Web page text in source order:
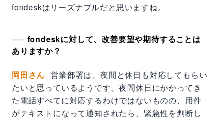
fondeskはリーズナブルだと思いますね。
fondeskに対して、改善要望や期待することは
ありますか？
岡田さん 営業部署は、夜間と休日も対応してもらい
たいと思っているようです。夜間休日にかかってき
た電話すべてに対応するわけではないものの、用件
がテキストになって通知されたら、緊急性を判断し